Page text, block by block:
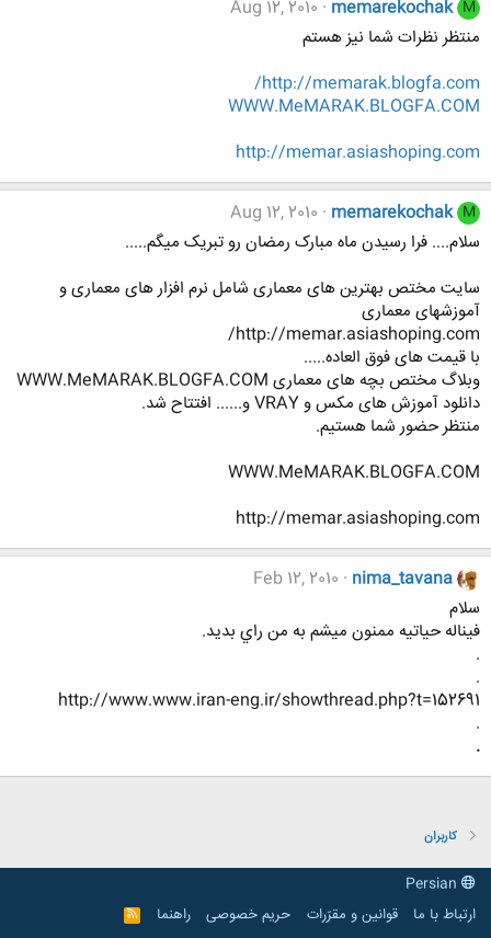
M
memarekochak
Aug 12, 2010
منتظر نظرات شما نیز هستم
http://memarak.blogfa.com/
WWW.MeMARAK.BLOGFA.COM
http://memar.asiashoping.com
M
memarekochak
Aug 12, 2010
سلام.... فرا رسیدن ماه مبارک رمضان رو تبریک میگم.....
سایت مختص بهترین های معماری شامل نرم افزار های معماری و
آموزشهای معماری
http://memar.asiashoping.com/
با قیمت های فوق العاده.....
وبلاگ مختص بچه های معماری WWW.MeMARAK.BLOGFA.COM
دانلود آموزش های مکس و VRAY و...... افتتاح شد.
منتظر حضور شما هستیم.
WWW.MeMARAK.BLOGFA.COM
http://memar.asiashoping.com
nima_tavana
Feb 12, 2010
سلام
فيناله حياتيه ممنون ميشم به من راي بديد.
.
.
http://www.www.iran-eng.ir/showthread.php?t=152691
.
.
کاربران
ارتباط با ما
قوانین و مقرّرات حریم خصوصی راهنما
R
S